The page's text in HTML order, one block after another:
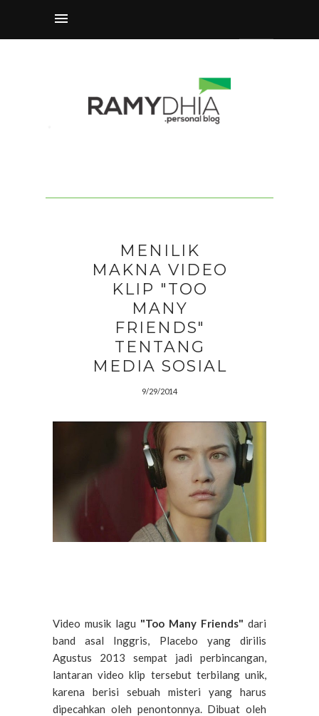
MENILIK
MAKNA VIDEO
KLIP "TOO
MANY
FRIENDS"
TENTANG
MEDIA SOSIAL
9/29/2014
Video musik lagu "Too Many Friends" dari
band asal Inggris, Placebo yang dirilis
Agustus 2013 sempat jadi perbincangan,
lantaran video klip tersebut terbilang unik,
karena berisi sebuah misteri yang harus
dipecahkan oleh penontonnya. Dibuat oleh